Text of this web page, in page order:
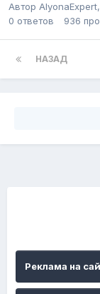
Автор AlyonaExpert,
0 ответов 936
НАЗАД
Реклама на